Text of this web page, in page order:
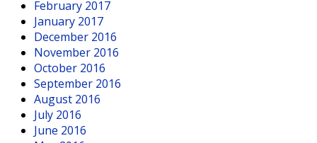
February 2017
January 2017
December 2016
November 2016
October 2016
September 2016
August 2016
July 2016
June 2016